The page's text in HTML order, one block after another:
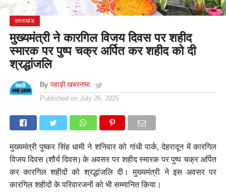
उत्तराखंड
मुख्यमंत्री ने कारगिल विजय दिवस पर शहीद
स्मारक पर पुष्प चक्र अर्पित कर शहीद को दी
श्रद्धांजलि
By पहाड़ी खबरनामा
Published on July 26, 2025
मुख्यमंत्री पुष्कर सिंह धामी ने शनिवार को गांधी पार्क, देहरादून में कारगिल
विजय दिवस (शौर्य दिवस) के अवसर पर शहीद स्मारक पर पुष्प चक्र अर्पित
कर कारगिल शहीदों को श्रद्धांजलि दी। मुख्यमंत्री ने इस अवसर पर
कारगिल शहीदों के परिवारजनों को भी सम्मानित किया।